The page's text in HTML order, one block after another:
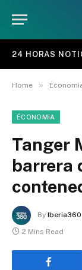
24 HORAS
Home »
ÉCONOMIA
Tanger
barrera
By Iberia360
2 Mins Read